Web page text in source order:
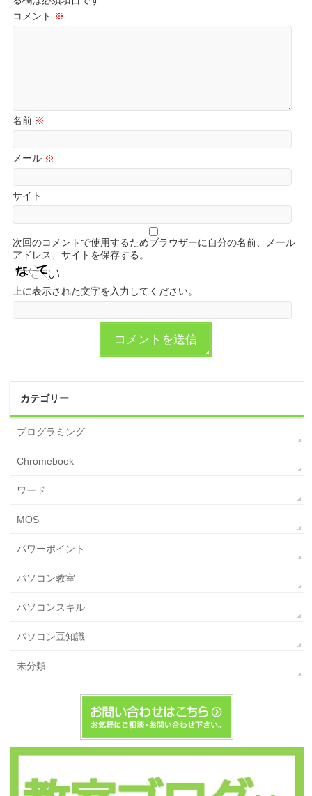
コメント ※
名前 ※
メール ※
サイト
次回のコメントで使用するためブラウザーに自分の名前、メール
アドレス、サイトを保存する。
上に表示された文字を入力してください。
カテゴリー
プログラミング
Chromebook
ワード
MOS
パワーポイント
パソコン教室
パソコンスキル
パソコン豆知識
未分類